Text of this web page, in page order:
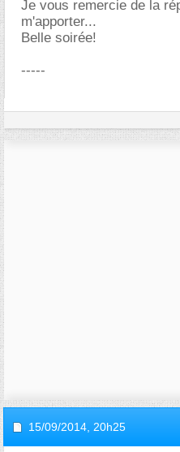
Je vous remercie de la
m'apporter...
Belle soirée!
-----
15/09/2014, 20h25